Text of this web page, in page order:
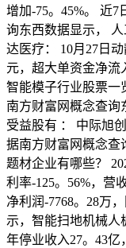
增加-75。45%。 近
询东西数据显示，
达医疗： 10月27日
元，超大单资金净流
智能模子行业股票一
南方财富网概念查询
受益股有 ： 中际旭
据南方财富网概念查
题材企业有哪些？
利率-125。56%，营
净利润-7768。28万
示，智能扫地机械人
年停业收入27。43亿